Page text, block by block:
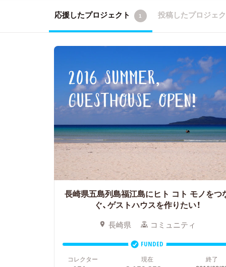
応援したプロジェクト 1 投稿したプロジェ
長崎県五島列島福江島にヒト コト モノをつ
ぐ、ゲストハウスを作りたい！
長崎県 コミュニティ
FUNDED
コレクター
現在 終了